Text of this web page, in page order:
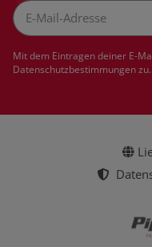
Mit dem Eintragen deiner E-
Datenschutzbestimmungenzu.